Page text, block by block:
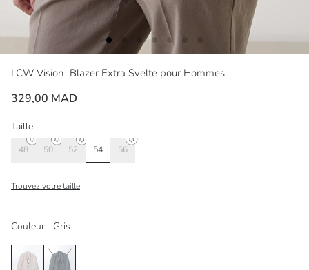
LCW Vision Blazer Extra Svelte pour Hommes
329,00 MAD
Couleur: Gris
Taille:
48 50 52 54 56
Trouvez votre taille